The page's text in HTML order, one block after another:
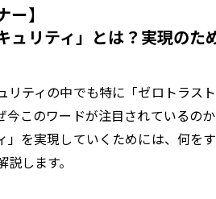
a
y
ー】
ュリティ」とは？実現のた
リティの中でも特に「ゼロトラス
今このワードが注目されているの
」を実現していくためには、何を
します。